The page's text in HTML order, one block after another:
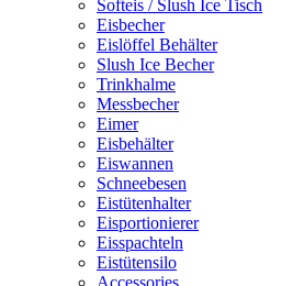
Softeis / Slush Ice Tisch
Eisbecher
Eislöffel Behälter
Slush Ice Becher
Trinkhalme
Messbecher
Eimer
Eisbehälter
Eiswannen
Schneebesen
Eistütenhalter
Eisportionierer
Eisspachteln
Eistütensilo
Accessories